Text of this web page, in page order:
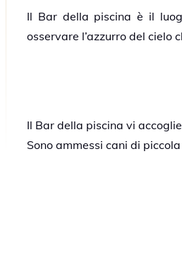
Il Bar della piscina è il
osservare l’azzurro del cielo
Il Bar della piscina vi
Sono ammessi cani di